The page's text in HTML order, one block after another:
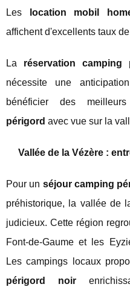
Les
location mobil
affichent d'excellents taux
La réservation camping
nécessite une
bénéficier des
périgord avec vue sur la
Vallée de la Vézère :
Pour un séjour camping
préhistorique, la vallée de
judicieux. Cette région
Font-de-Gaume et les
Les campings locaux
périgord noir